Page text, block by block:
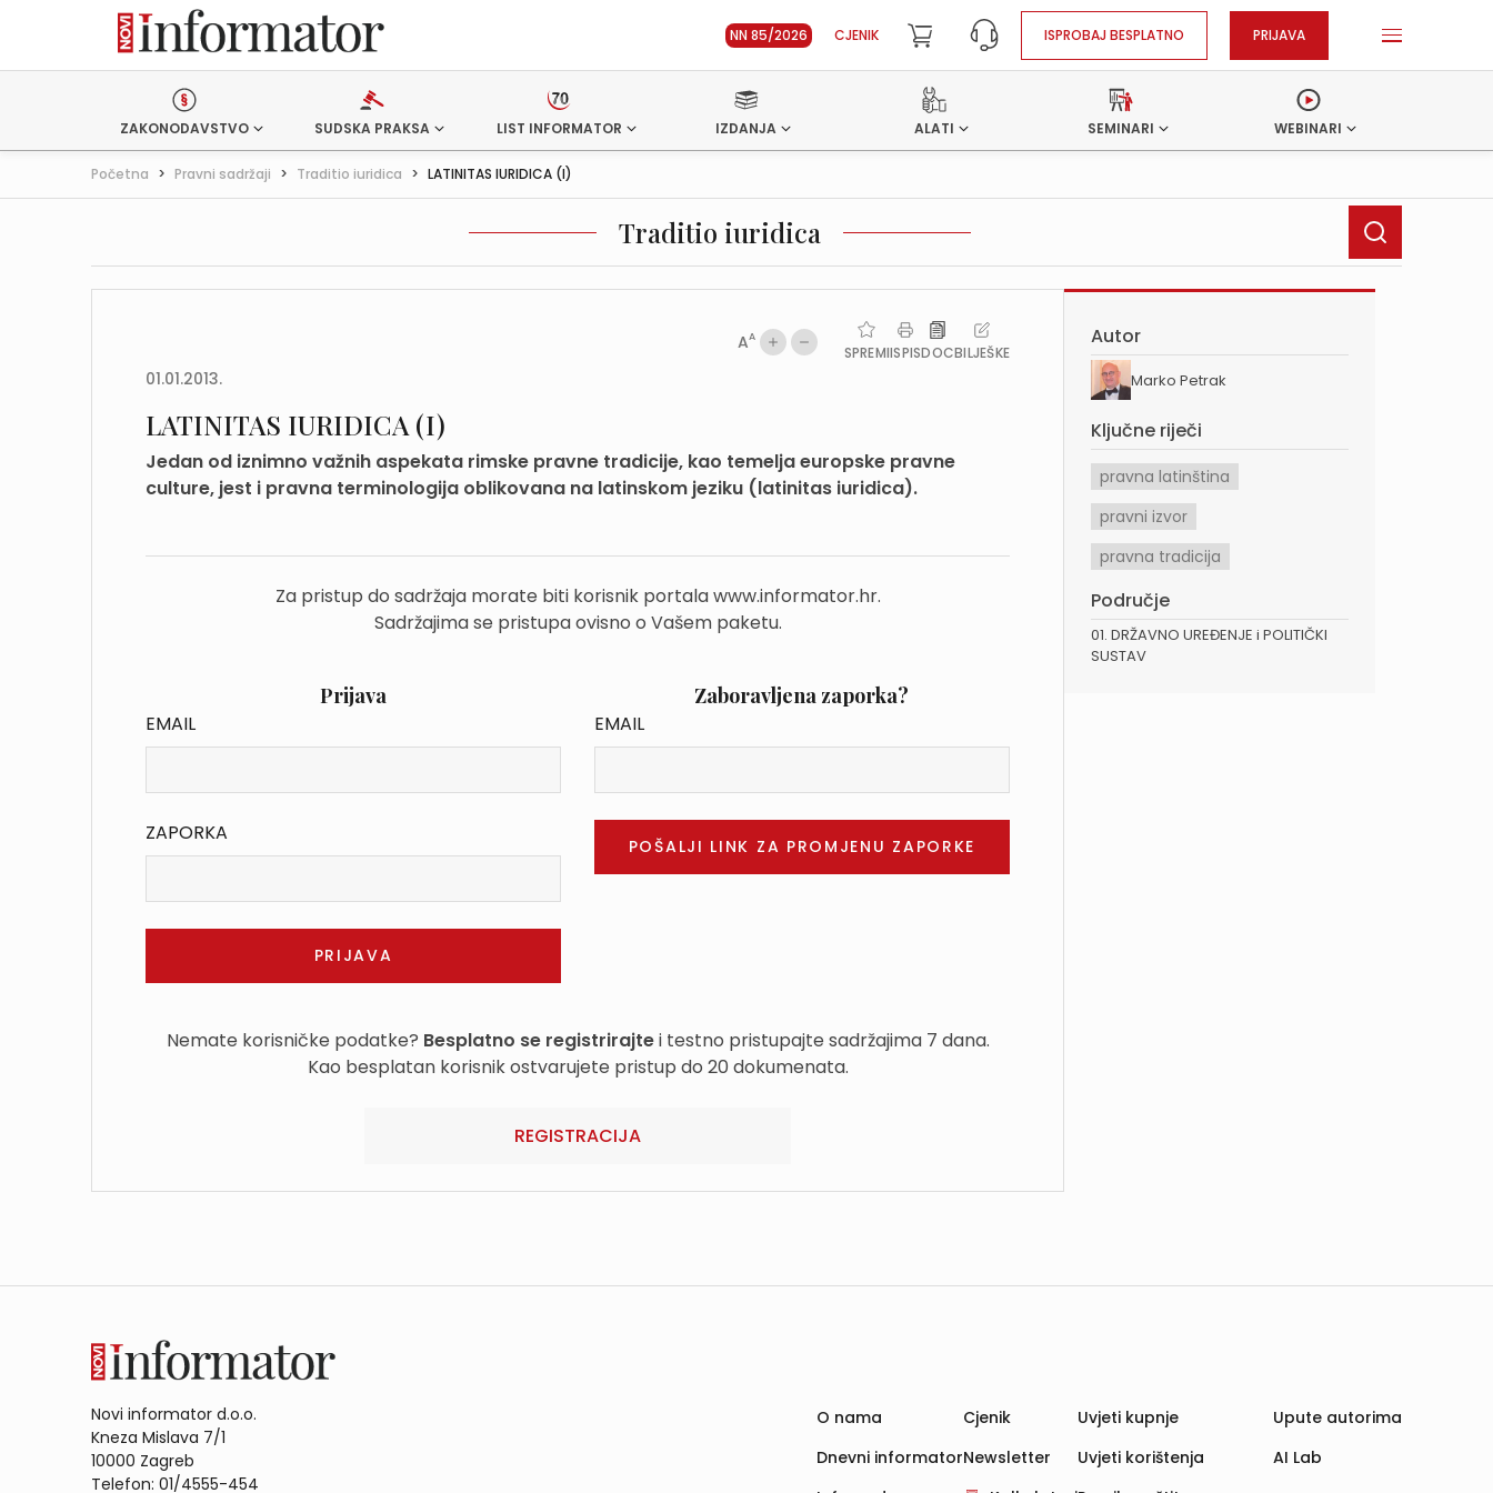
NN 85/2026 CJENIK ISPROBAJ BESPLATNO PRIJAVA
ZAKONODAVSTVO SUDSKA PRAKSA LIST INFORMATOR IZDANJA ALATI SEMINARI WEBINARI
Početna > Pravni sadržaji > Traditio iuridica > LATINITAS IURIDICA (I)
Traditio iuridica
AA
SPREMIISPISDOCBILJEŠKE
01.01.2013.
LATINITAS IURIDICA (I)
Jedan od iznimno važnih aspekata rimske pravne tradicije, kao temelja europske pravne
culture, jest i pravna terminologija oblikovana na latinskom jeziku (latinitas iuridica).
Za pristup do sadržaja morate biti korisnik portala www.informator.hr.
Sadržajima se pristupa ovisno o Vašem paketu.
Prijava
EMAIL
ZAPORKA
Zaboravljena zaporka?
EMAIL
Nemate korisničke podatke? Besplatno se registrirajtei testno pristupajte sadržajima 7 dana.
Kao besplatan korisnik ostvarujete pristup do 20 dokumenata.
REGISTRACIJA
Autor
Marko Petrak
Ključne riječi
pravna latinština
pravni izvor
pravna tradicija
Područje
01. DRŽAVNO UREĐENJE i POLITIČKI
SUSTAV
Novi informator d.o.o.
Kneza Mislava 7/1
10000 Zagreb
Telefon: 01/4555-454
O nama
Dnevni informator
Cjenik
Newsletter
Uvjeti kupnje
Uvjeti korištenja
Upute autorima
AI Lab